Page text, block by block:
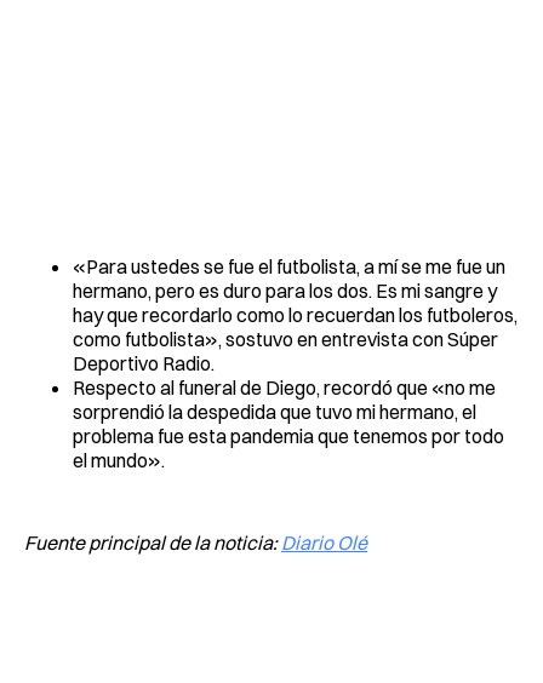
«Para ustedes se fue el futbolista, a mí se me fue un
hermano, pero es duro para los dos. Es mi sangre y
hay que recordarlo como lo recuerdan los futboleros,
como futbolista», sostuvo en entrevista con Súper
Deportivo Radio.
Respecto al funeral de Diego, recordó que «no me
sorprendió la despedida que tuvo mi hermano, el
problema fue esta pandemia que tenemos por todo
el mundo».
Fuente principal de la noticia:Diario Olé